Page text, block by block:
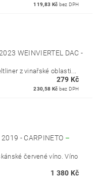
119,83 Kč bez DPH
WEINVIERTEL DAC -
z vinařské oblasti...
279 Kč
230,58 Kč bez DPH
2019 - CARPINETO –
červené víno. Víno
1 380 Kč